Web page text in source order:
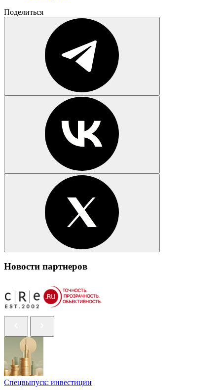
Поделиться
Новости партнеров
Спецвыпуск: инвестиции